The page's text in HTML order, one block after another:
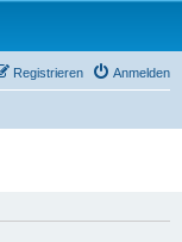
Anmelden
Registrieren